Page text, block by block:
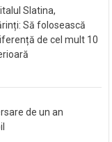
Slatina,
Să folosească
de cel mult 10
de un an